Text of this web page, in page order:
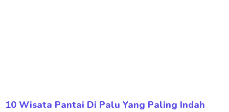
10 Wisata Pantai Di Palu Yang Paling Indah